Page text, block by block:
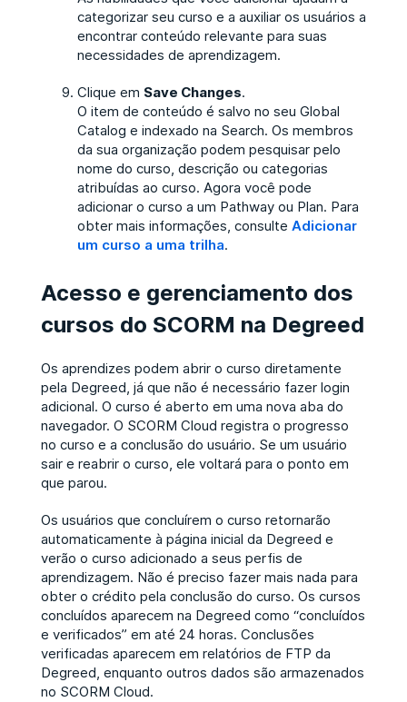
categorizar seu curso e a auxiliar os usuários a
encontrar conteúdo relevante para suas
necessidades de aprendizagem.
Clique em Save Changes.
O item de conteúdo é salvo no seu Global
Catalog e indexado na Search. Os membros
da sua organização podem pesquisar pelo
nome do curso, descrição ou categorias
atribuídas ao curso. Agora você pode
adicionar o curso a um Pathway ou Plan. Para
obter mais informações, consulte Adicionar
um curso a uma trilha.
Acesso e gerenciamento dos
cursos do SCORM na Degreed
Os aprendizes podem abrir o curso diretamente
pela Degreed, já que não é necessário fazer login
adicional. O curso é aberto em uma nova aba do
navegador. O SCORM Cloud registra o progresso
no curso e a conclusão do usuário. Se um usuário
sair e reabrir o curso, ele voltará para o ponto em
que parou.
Os usuários que concluírem o curso retornarão
automaticamente à página inicial da Degreed e
verão o curso adicionado a seus perfis de
aprendizagem. Não é preciso fazer mais nada para
obter o crédito pela conclusão do curso. Os cursos
concluídos aparecem na Degreed como “concluídos
e verificados” em até 24 horas. Conclusões
verificadas aparecem em relatórios de FTP da
Degreed, enquanto outros dados são armazenados
no SCORM Cloud.